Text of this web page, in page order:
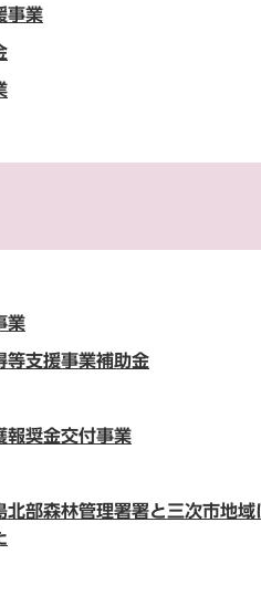
事業
業
等支援事業補助金
報奨金交付事業
部森林管理署署と三次市地域